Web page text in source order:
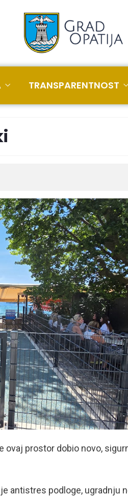
TRANSPARENTNOST
ovaj prostor dobio novo,
antistres podloge, ugradnju